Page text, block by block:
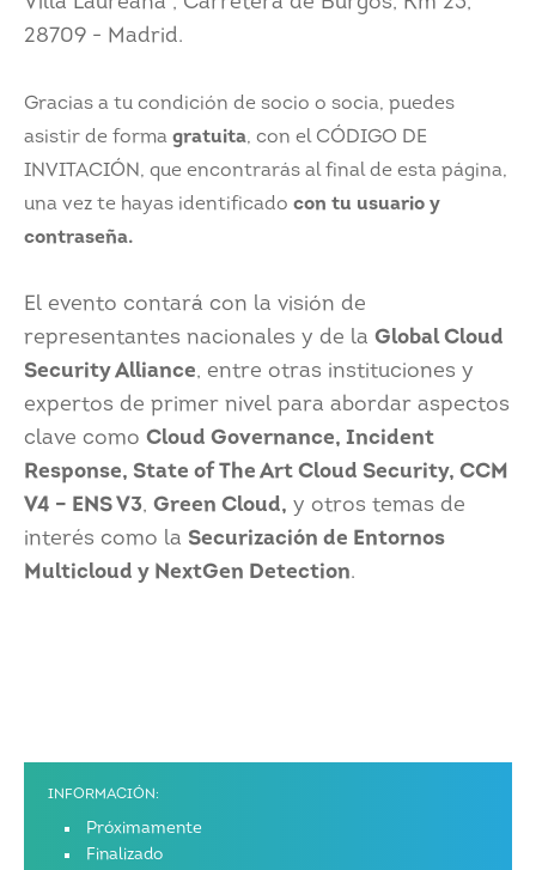
28709 - Madrid.
Gracias a tu condición de socio o socia, puedes
asistir de forma gratuita, con el CÓDIGO DE
INVITACIÓN, que encontrarás al final de esta página,
una vez te hayas identificado con tu usuario y
contraseña.
El evento contará con la visión de
representantes nacionales y de la Global Cloud
Security Alliance, entre otras instituciones y
expertos de primer nivel para abordar aspectos
clave como Cloud Governance, Incident
Response, State of The Art Cloud Security, CCM
V4 – ENS V3, Green Cloud, y otros temas de
interés como la Securización de Entornos
Multicloud y NextGen Detection.
INFORMACIÓN:
Próximamente
Finalizado